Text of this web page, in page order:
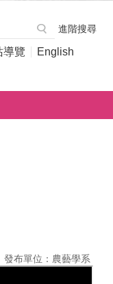
進階搜尋
導覽 English
發布單位：農藝學系